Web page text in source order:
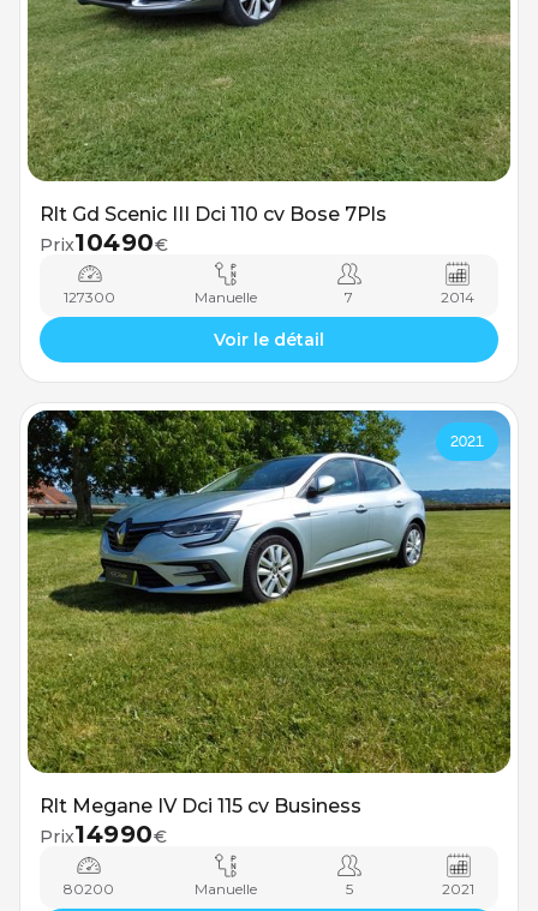
Rlt Gd Scenic III Dci 110 cv Bose 7Pls
Prix10490€
127300 Manuelle 7 2014
Voir le détail
2021
Rlt Megane IV Dci 115 cv Business
Prix14990€
80200 Manuelle 5 2021